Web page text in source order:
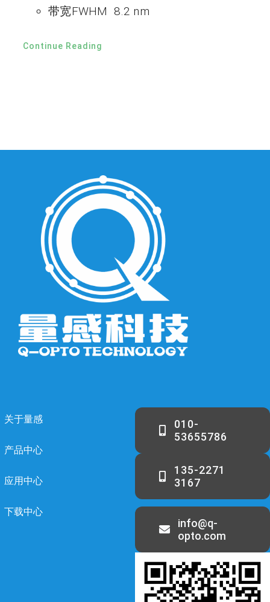
带宽FWHM 8.2 nm
Continue Reading
关于量感
产品中心
应用中心
下载中心
010-
53655786
135-2271
3167
info@q-
opto.com